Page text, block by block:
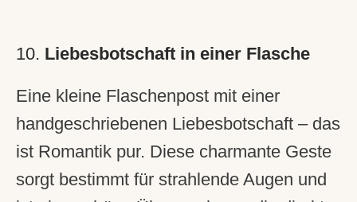
10. Liebesbotschaft in einer Flasche
Eine kleine Flaschenpost mit einer
handgeschriebenen Liebesbotschaft – das
ist Romantik pur. Diese charmante Geste
sorgt bestimmt für strahlende Augen und